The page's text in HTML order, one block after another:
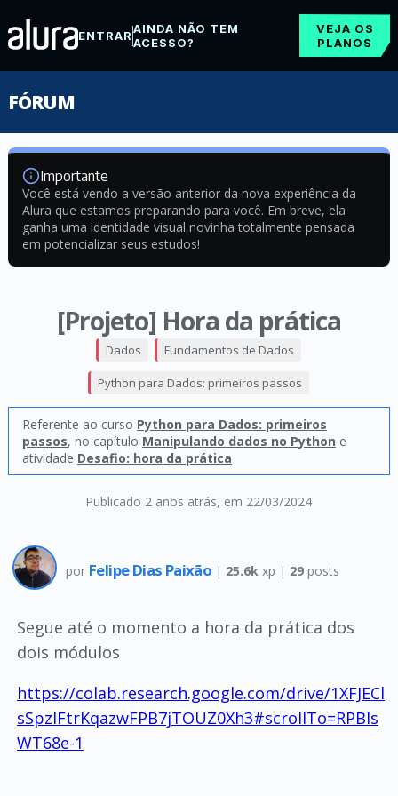
ENTRARAINDA NÃO TEM
ACESSO?
VEJA OS
PLANOS
FÓRUM
Importante
Você está vendo a versão anterior da nova experiência da
Alura que estamos preparando para você. Em breve, ela
ganha uma identidade visual novinha totalmente pensada
em potencializar seus estudos!
[Projeto] Hora da prática
Publicado 2 anos atrás, em 22/03/2024
Dados Fundamentos de Dados
Python para Dados: primeiros passos
Referente ao curso Python para Dados: primeiros
passos, no capítulo Manipulando dados no Python e
atividade Desafio: hora da prática
por Felipe Dias Paixão | 25.6k xp | 29posts
Segue até o momento a hora da prática dos
dois módulos
https://colab.research.google.com/drive/1XFJECl
sSpzlFtrKqazwFPB7jTOUZ0Xh3#scrollTo=RPBIs
WT68e-1